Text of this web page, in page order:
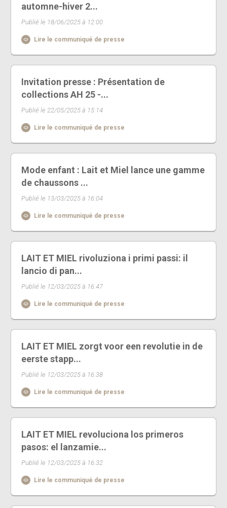
automne-hiver 2...
Publié le 18/06/2025 à 12:00
Lire le communiqué de presse
Invitation presse : Présentation de
collections AH 25 -...
Publié le 22/05/2025 à 15:14
Lire le communiqué de presse
Mode enfant : Lait et Miel lance une gamme
de chaussons ...
Publié le 13/03/2025 à 16:04
Lire le communiqué de presse
LAIT ET MIEL rivoluziona i primi passi: il
lancio di pan...
Publié le 12/03/2025 à 16:47
Lire le communiqué de presse
LAIT ET MIEL zorgt voor een revolutie in de
eerste stapp...
Publié le 12/03/2025 à 16:38
Lire le communiqué de presse
LAIT ET MIEL revoluciona los primeros
pasos: el lanzamie...
Publié le 12/03/2025 à 16:32
Lire le communiqué de presse